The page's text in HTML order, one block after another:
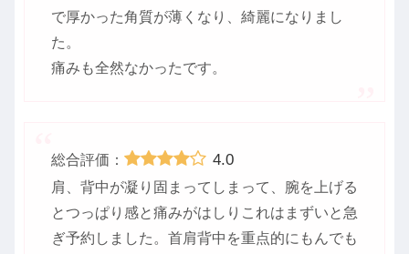
で厚かった角質が薄くなり、綺麗になりまし
た。
痛みも全然なかったです。
総合評価： 4.0
肩、背中が凝り固まってしまって、腕を上げる
とつっぱり感と痛みがはしりこれはまずいと急
ぎ予約しました。首肩背中を重点的にもんでも